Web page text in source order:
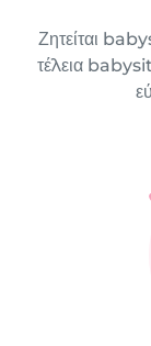
Ζητείται
τέλεια